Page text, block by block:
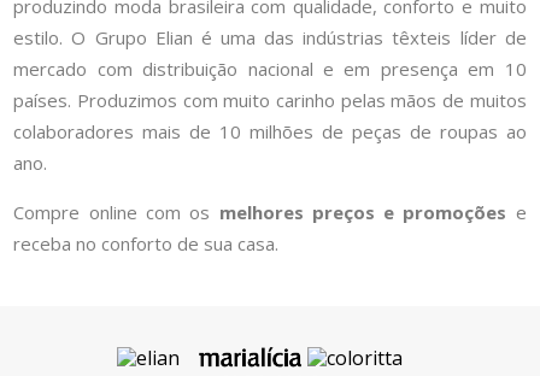
produzindo moda brasileira com qualidade, conforto e muito
estilo. O Grupo Elian é uma das indústrias têxteis líder de
mercado com distribuição nacional e em presença em 10
países. Produzimos com muito carinho pelas mãos de muitos
colaboradores mais de 10 milhões de peças de roupas ao
ano.
Compre online com os melhores preços e promoções e
receba no conforto de sua casa.